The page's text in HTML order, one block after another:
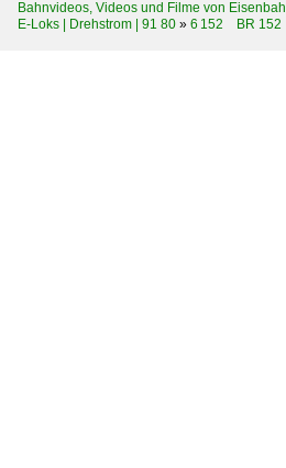
Bahnvideos, Videos und Filme von
E-Loks | Drehstrom | 91 80 » 6 152 BR 152